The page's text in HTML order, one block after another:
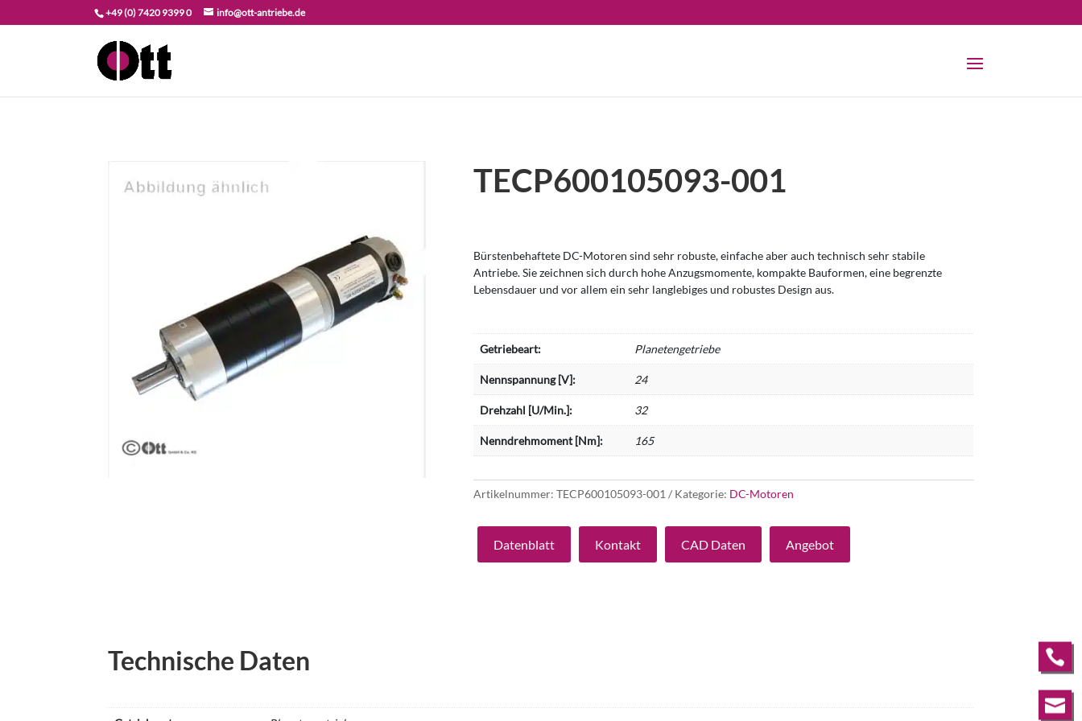
+49 (0) 7420 9399 0 info@ott-antriebe.de
TECP600105093-001
Bürstenbehaftete DC-Motoren sind sehr robuste, einfache aber auch technisch sehr stabile
Antriebe. Sie zeichnen sich durch hohe Anzugsmomente, kompakte Bauformen, eine begrenzte
Lebensdauer und vor allem ein sehr langlebiges und robustes Design aus.
Getriebeart: Planetengetriebe
Nennspannung [V]: 24
Drehzahl [U/Min.]: 32
Nenndrehmoment [Nm]: 165
Artikelnummer:TECP600105093-001 Kategorie: DC-Motoren
Datenblatt Kontakt CAD Daten Angebot
Technische Daten 
